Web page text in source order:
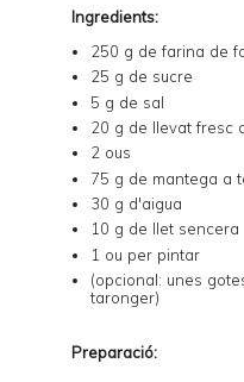
Ingredients:
250 g de farina de
25 g de sucre
5 g de sal
20 g de llevat fresc
2 ous
75 g de mantega a
30 g d'aigua
10 g de llet sencera
1 ou per pintar
(opcional: unes
taronger)
Preparació: